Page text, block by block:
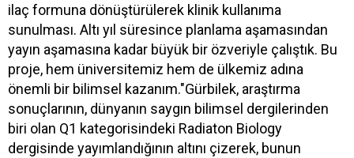
ilaç formuna dönüştürülerek klinik kullanıma
sunulması. Altı yıl süresince planlama aşamasından
yayın aşamasına kadar büyük bir özveriyle çalıştık. Bu
proje, hem üniversitemiz hem de ülkemiz adına
önemli bir bilimsel kazanım."Gürbilek, araştırma
sonuçlarının, dünyanın saygın bilimsel dergilerinden
biri olan Q1 kategorisindeki Radiaton Biology
dergisinde yayımlandığının altını çizerek, bunun